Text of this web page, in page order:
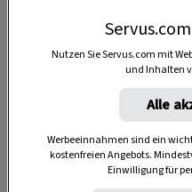
Nutzen Sie Servus.com mit
und Inhalten
Alle
Werbeeinnahmen sind ein
kostenfreien Angebots.
Einwilligung für